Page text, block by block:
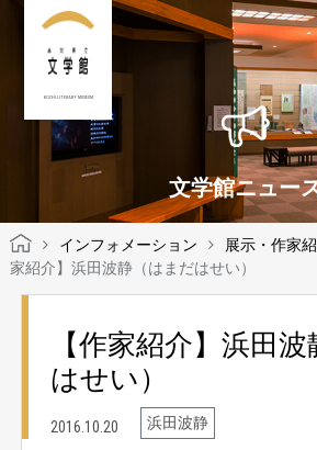
KOCHI LITERARY MUSEUM
文学館ニュー
インフォメーション 展示・作家
家紹介】浜田波静（はまだはせい）
【作家紹介】浜田
はせい）
2016.10.20 浜田波静